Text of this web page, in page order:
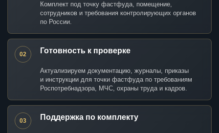
Комплект под точку фастфуда, помещение,
сотрудников и требования контролирующих органов
по России.
02 Готовность к проверке
Актуализируем документацию, журналы, приказы
и инструкции для точки фастфуда по требованиям
Роспотребнадзора, МЧС, охраны труда и кадров.
03 Поддержка по комплекту